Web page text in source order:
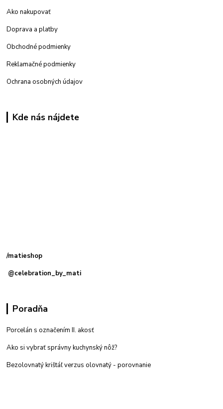
Ako nakupovať
Doprava a platby
Obchodné podmienky
Reklamačné podmienky
Ochrana osobných údajov
Kde nás nájdete
/matieshop
@celebration_by_mati
Poradňa
Porcelán s označením II. akosť
Ako si vybrať správny kuchynský nôž?
Bezolovnatý krištáľ verzus olovnatý - porovnanie